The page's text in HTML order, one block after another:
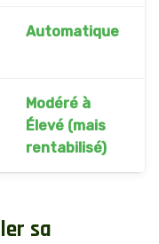
Automatique
Modéré à
Élevé (mais
rentabilisé)
ler sa